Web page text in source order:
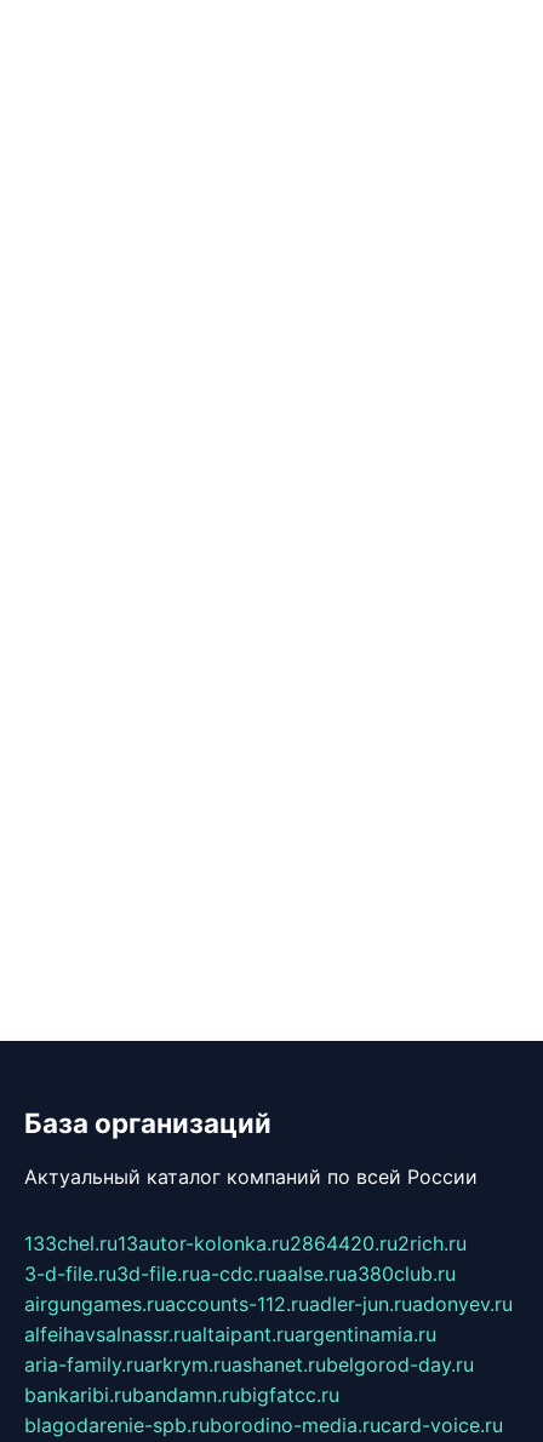
База организаций
Актуальный каталог компаний по всей России
133chel.ru13autor-kolonka.ru2864420.ru2rich.ru
3-d-file.ru3d-file.rua-cdc.ruaalse.rua380club.ru
airgungames.ruaccounts-112.ruadler-jun.ruadonyev.ru
alfeihavsalnassr.rualtaipant.ruargentinamia.ru
aria-family.ruarkrym.ruashanet.rubelgorod-day.ru
bankaribi.rubandamn.rubigfatcc.ru
blagodarenie-spb.ruborodino-media.rucard-voice.ru